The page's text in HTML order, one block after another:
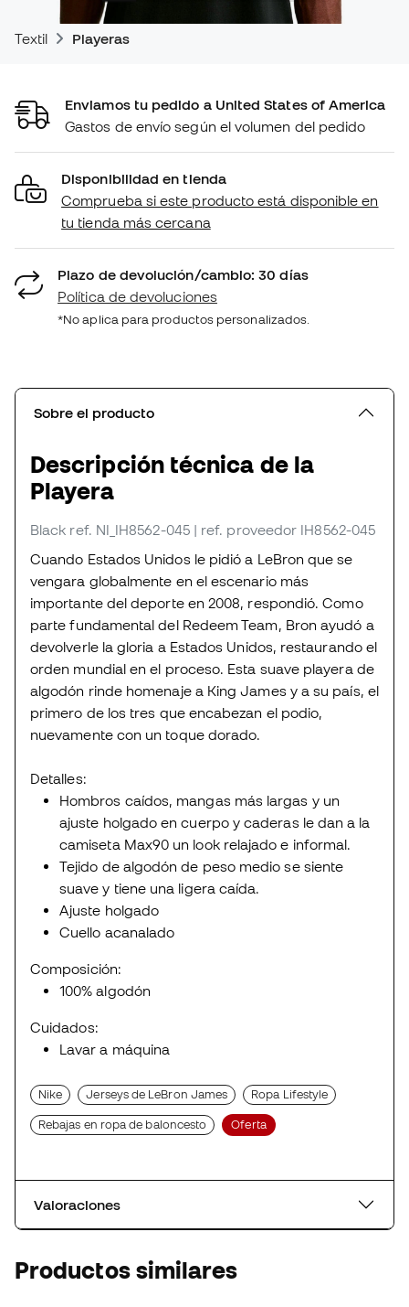
Textil Playeras
Enviamos tu pedido a United States of America
Gastos de envío según el volumen del pedido
Disponibilidad en tienda
Comprueba si este producto está disponible en
tu tienda más cercana
Plazo de devolución/cambio: 30 días
Política de devoluciones
*No aplica para productos personalizados.
Sobre el producto
Descripción técnica de la
Playera
Black ref. NI_IH8562-045 | ref. proveedor IH8562-045
Cuando Estados Unidos le pidió a LeBron que se
vengara globalmente en el escenario más
importante del deporte en 2008, respondió. Como
parte fundamental del Redeem Team, Bron ayudó a
devolverle la gloria a Estados Unidos, restaurando el
orden mundial en el proceso. Esta suave playera de
algodón rinde homenaje a King James y a su país, el
primero de los tres que encabezan el podio,
nuevamente con un toque dorado.
Detalles:
Hombros caídos, mangas más largas y un
ajuste holgado en cuerpo y caderas le dan a la
camiseta Max90 un look relajado e informal.
Tejido de algodón de peso medio se siente
suave y tiene una ligera caída.
Ajuste holgado
Cuello acanalado
Composición:
100% algodón
Cuidados:
Lavar a máquina
Nike Jerseys de LeBron James Ropa Lifestyle
Rebajas en ropa de baloncesto Oferta
Valoraciones
Productos similares